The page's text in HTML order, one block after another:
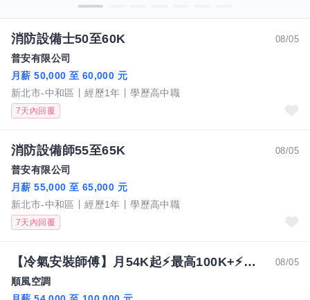
08/05
消防設備士50至60K
普安有限公司
月薪 50,000 至 60,000 元
新北市-中和區
經歷1年 學歷高中職
7天內回覆
08/05
消防設備師55至65K
普安有限公司
月薪 55,000 至 65,000 元
新北市-中和區
經歷1年 學歷高中職
7天內回覆
08/05
【冷氣安裝師傅】月54K起⚡最高100K+⚡你的技術 值得更好的舞台⚡
順風空調